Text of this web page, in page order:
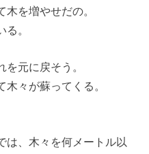
を増やせだの。
。
元に戻そう。
々が蘇ってくる。
は、木々を何メートル以